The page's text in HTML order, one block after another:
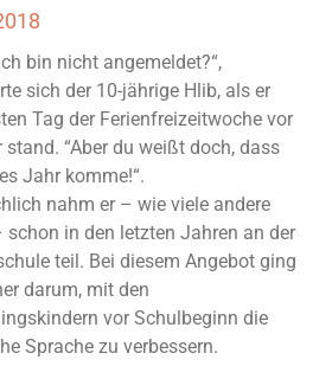
bin nicht angemeldet?“,
sich der 10-jährige Hlib, als er
Tag der Ferienfreizeitwoche vor
stand. “Aber du weißt doch, dass
Jahr komme!“.
nahm er – wie viele andere
schon in den letzten Jahren an der
teil. Bei diesem Angebot ging
darum, mit den
vor Schulbeginn die
Sprache zu verbessern.